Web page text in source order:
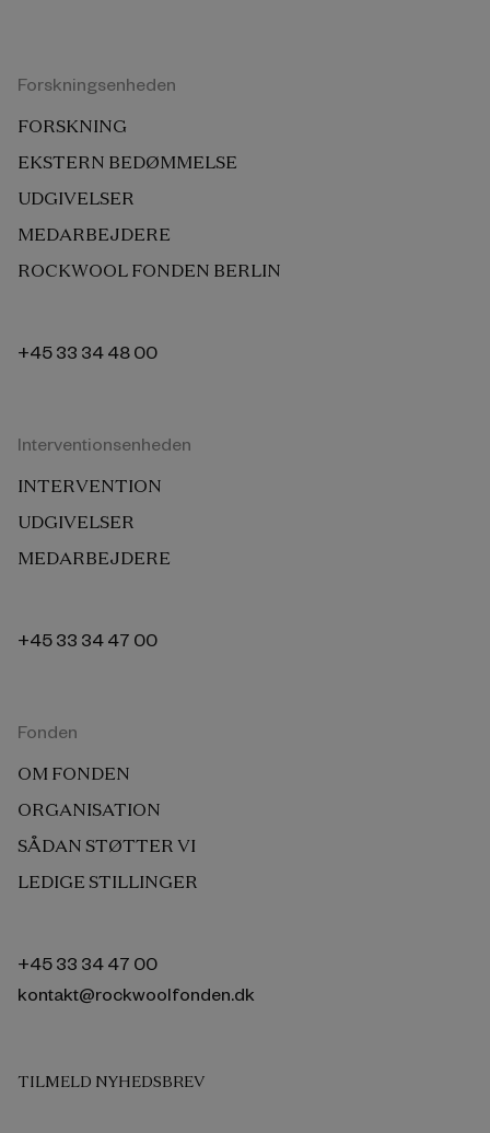
Forskningsenheden
FORSKNING
EKSTERN BEDØMMELSE
UDGIVELSER
MEDARBEJDERE
ROCKWOOL FONDEN BERLIN
+45 33 34 48 00
Interventionsenheden
INTERVENTION
UDGIVELSER
MEDARBEJDERE
+45 33 34 47 00
Fonden
OM FONDEN
ORGANISATION
SÅDAN STØTTER VI
LEDIGE STILLINGER
+45 33 34 47 00
kontakt@rockwoolfonden.dk
TILMELD NYHEDSBREV